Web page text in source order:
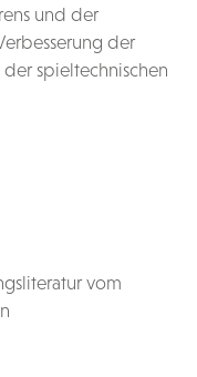
und der
der
spieltechnischen
vom